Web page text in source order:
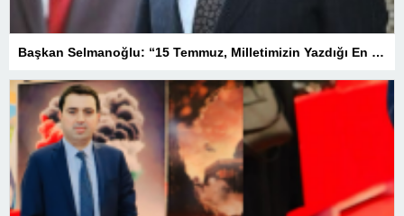
Başkan Selmanoğlu: “15 Temmuz, Milletimizin Yazdığı En Büyük Demokrasi Destanlarından Biridir”